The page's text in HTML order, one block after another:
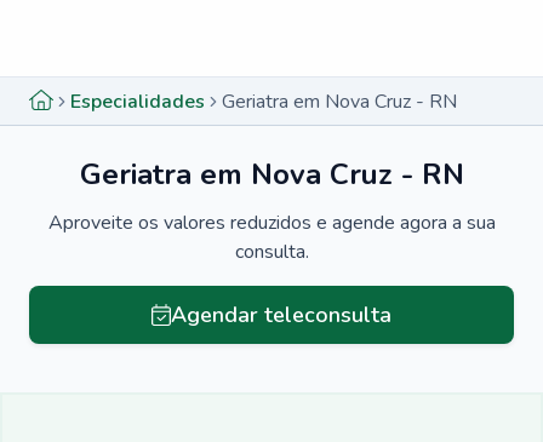
Especialidades Geriatra em Nova Cruz - RN
Geriatra em Nova Cruz - RN
Aproveite os valores reduzidos e agende agora a sua
consulta.
Agendar teleconsulta